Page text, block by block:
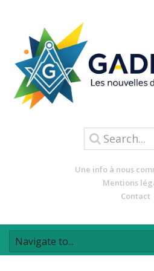
Une info à nous
Mentions
Contact